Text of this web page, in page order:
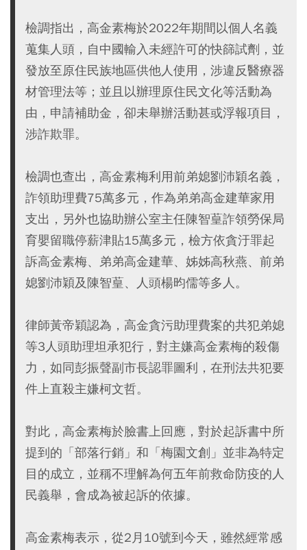
檢調指出，高金素梅於2022年期間以個人名義
蒐集人頭，自中國輸入未經許可的快篩試劑，並
發放至原住民族地區供他人使用，涉違反醫療器
材管理法等；並且以辦理原住民文化等活動為
由，申請補助金，卻未舉辦活動甚或浮報項目，
涉詐欺罪。
檢調也查出，高金素梅利用前弟媳劉沛穎名義，
詐領助理費75萬多元，作為弟弟高金建華家用
支出，另外也協助辦公室主任陳智葟詐領勞保局
育嬰留職停薪津貼15萬多元，檢方依貪汙罪起
訴高金素梅、弟弟高金建華、姊姊高秋燕、前弟
媳劉沛穎及陳智葟、人頭楊昀儒等多人。
律師黃帝穎認為，高金貪污助理費案的共犯弟媳
等3人頭助理坦承犯行，對主嫌高金素梅的殺傷
力，如同彭振聲副市長認罪圖利，在刑法共犯要
件上直殺主嫌柯文哲。
對此，高金素梅於臉書上回應，對於起訴書中所
提到的「部落行銷」和「梅園文創」並非為特定
目的成立，並稱不理解為何五年前救命防疫的人
民義舉，會成為被起訴的依據。
高金素梅表示，從2月10號到今天，雖然經常感